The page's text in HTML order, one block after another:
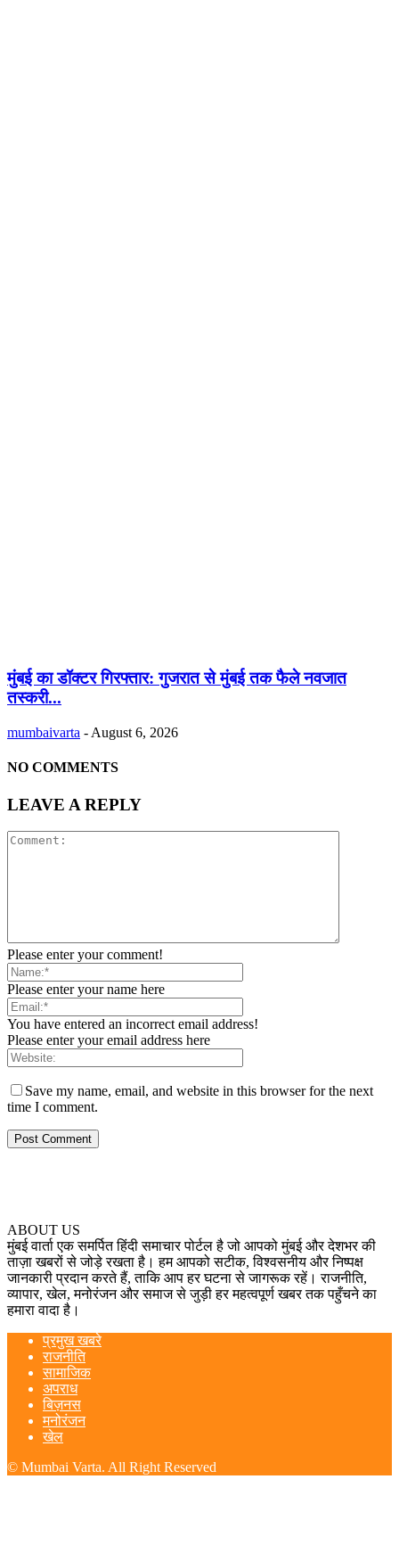
मुंबई का डॉक्टर गिरफ्तार: गुजरात से मुंबई तक फैले नवजात
तस्करी...
mumbaivarta - August 6, 2026
NO COMMENTS
LEAVE A REPLY
Please enter your comment!
Please enter your name here
You have entered an incorrect email address!
Please enter your email address here
Save my name, email, and website in this browser for the next
time I comment.
ABOUT US
मुंबई वार्ता एक समर्पित हिंदी समाचार पोर्टल है जो आपको मुंबई और देशभर की
ताज़ा खबरों से जोड़े रखता है। हम आपको सटीक, विश्वसनीय और निष्पक्ष
जानकारी प्रदान करते हैं, ताकि आप हर घटना से जागरूक रहें। राजनीति,
व्यापार, खेल, मनोरंजन और समाज से जुड़ी हर महत्वपूर्ण खबर तक पहुँचने का
हमारा वादा है।
प्रमुख खबरे
राजनीति
सामाजिक
अपराध
बिज़नस
मनोरंजन
खेल
© Mumbai Varta. All Right Reserved